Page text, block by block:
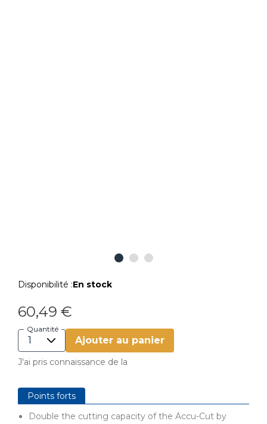
Disponibilité :En stock
60,49 €
Quantité
Ajouter au panier
J'ai pris connaissance de la
Points forts
Double the cutting capacity of the Accu-Cut by